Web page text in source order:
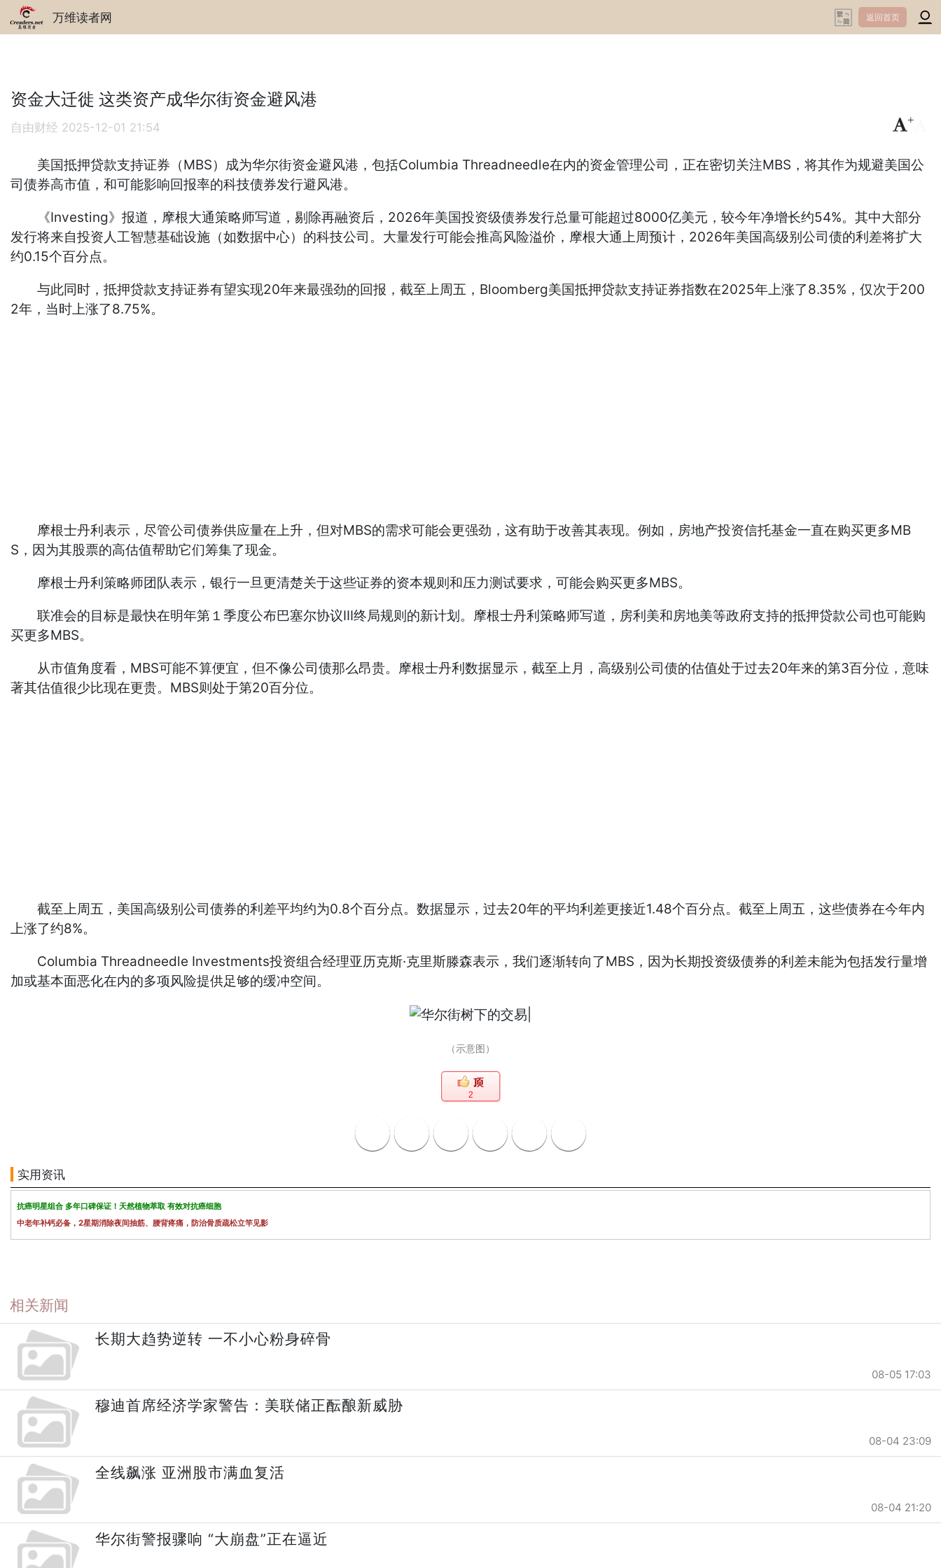
万维读者网 返回首页
资金大迁徙 这类资产成华尔街资金避风港
自由财经 2025-12-01 21:54
+
美国抵押贷款支持证券（MBS）成为华尔街资金避风港，包括Columbia Threadneedle在内的资金管理公司，正在密切关注MBS，将其作为规避美国公
司债券高市值，和可能影响回报率的科技债券发行避风港。
《Investing》报道，摩根大通策略师写道，剔除再融资后，2026年美国投资级债券发行总量可能超过8000亿美元，较今年净增长约54%。其中大部分
发行将来自投资人工智慧基础设施（如数据中心）的科技公司。大量发行可能会推高风险溢价，摩根大通上周预计，2026年美国高级别公司债的利差将扩大
约0.15个百分点。
与此同时，抵押贷款支持证券有望实现20年来最强劲的回报，截至上周五，Bloomberg美国抵押贷款支持证券指数在2025年上涨了8.35%，仅次于200
2年，当时上涨了8.75%。
摩根士丹利表示，尽管公司债券供应量在上升，但对MBS的需求可能会更强劲，这有助于改善其表现。例如，房地产投资信托基金一直在购买更多MB
S，因为其股票的高估值帮助它们筹集了现金。
摩根士丹利策略师团队表示，银行一旦更清楚关于这些证券的资本规则和压力测试要求，可能会购买更多MBS。
联准会的目标是最快在明年第１季度公布巴塞尔协议III终局规则的新计划。摩根士丹利策略师写道，房利美和房地美等政府支持的抵押贷款公司也可能购
买更多MBS。
从市值角度看，MBS可能不算便宜，但不像公司债那么昂贵。摩根士丹利数据显示，截至上月，高级别公司债的估值处于过去20年来的第3百分位，意味
著其估值很少比现在更贵。MBS则处于第20百分位。
截至上周五，美国高级别公司债券的利差平均约为0.8个百分点。数据显示，过去20年的平均利差更接近1.48个百分点。截至上周五，这些债券在今年内
上涨了约8%。
Columbia Threadneedle Investments投资组合经理亚历克斯·克里斯滕森表示，我们逐渐转向了MBS，因为长期投资级债券的利差未能为包括发行量增
加或基本面恶化在内的多项风险提供足够的缓冲空间。
（示意图）
2
实用资讯
抗癌明星组合 多年口碑保证！天然植物萃取 有效对抗癌细胞
中老年补钙必备，2星期消除夜间抽筋、腰背疼痛，防治骨质疏松立竿见影
相关新闻
长期大趋势逆转 一不小心粉身碎骨
08-05 17:03
穆迪首席经济学家警告：美联储正酝酿新威胁
08-04 23:09
全线飙涨 亚洲股市满血复活
08-04 21:20
华尔街警报骤响 “大崩盘”正在逼近